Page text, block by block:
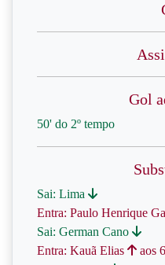
Gol
50' do 2º tempo
Sai: Lima
Entra: Paulo Henrique
Sai: German Cano
Entra: Kauã Elias
aos